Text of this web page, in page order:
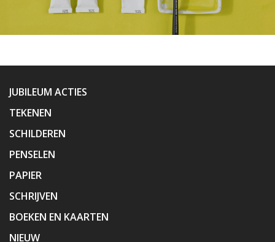
JUBILEUM ACTIES
TEKENEN
SCHILDEREN
PENSELEN
PAPIER
SCHRIJVEN
BOEKEN EN KAARTEN
NIEUW